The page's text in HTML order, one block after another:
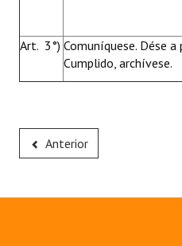
Art. 3°) Comuníquese. Dése a
Cumplido, archívese.
Anterior